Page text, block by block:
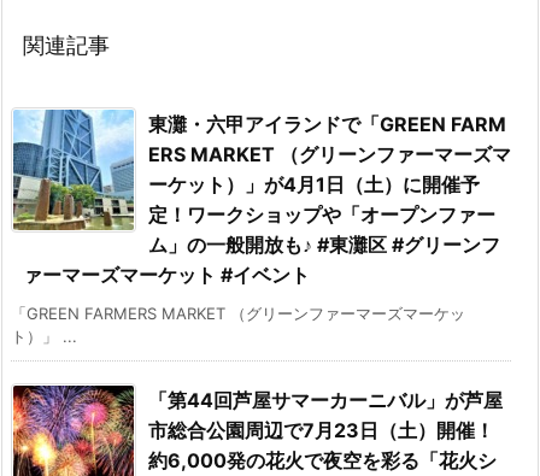
関連記事
東灘・六甲アイランドで「GREEN FARM
ERS MARKET （グリーンファーマーズマ
ーケット）」が4月1日（土）に開催予
定！ワークショップや「オープンファー
ム」の一般開放も♪ #東灘区 #グリーンフ
ァーマーズマーケット #イベント
「GREEN FARMERS MARKET （グリーンファーマーズマーケッ
ト）」 ...
「第44回芦屋サマーカーニバル」が芦屋
市総合公園周辺で7月23日（土）開催！
約6,000発の花火で夜空を彩る「花火シ